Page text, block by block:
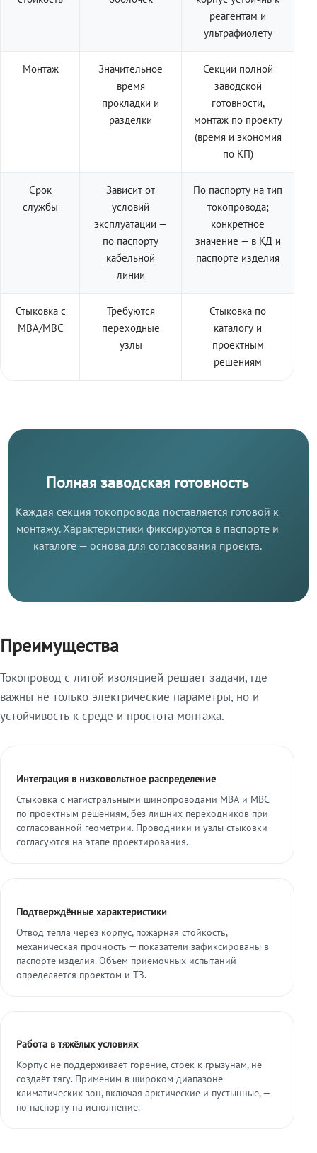
реагентам и
ультрафиолету
Монтаж
Значительное
время
прокладки и
разделки
Секции полной
заводской
готовности,
монтаж по проекту
(время и экономия
по КП)
Срок
службы
Зависит от
условий
эксплуатации —
по паспорту
кабельной
линии
По паспорту на тип
токопровода;
конкретное
значение — в КД и
паспорте изделия
Стыковка с
МВА/МВС
Требуются
переходные
узлы
Стыковка по
каталогу и
проектным
решениям
Полная заводская готовность
Каждая секция токопровода поставляется готовой к
монтажу. Характеристики фиксируются в паспорте и
каталоге — основа для согласования проекта.
Преимущества
Токопровод с литой изоляцией решает задачи, где
важны не только электрические параметры, но и
устойчивость к среде и простота монтажа.
Интеграция в низковольтное распределение
Стыковка с магистральными шинопроводами МВА и МВС
по проектным решениям, без лишних переходников при
согласованной геометрии. Проводники и узлы стыковки
согласуются на этапе проектирования.
Подтверждённые характеристики
Отвод тепла через корпус, пожарная стойкость,
механическая прочность — показатели зафиксированы в
паспорте изделия. Объём приёмочных испытаний
определяется проектом и ТЗ.
Работа в тяжёлых условиях
Корпус не поддерживает горение, стоек к грызунам, не
создаёт тягу. Применим в широком диапазоне
климатических зон, включая арктические и пустынные, —
по паспорту на исполнение.